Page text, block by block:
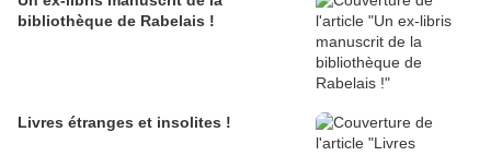
bibliothèque de Rabelais !
Livres étranges et insolites !